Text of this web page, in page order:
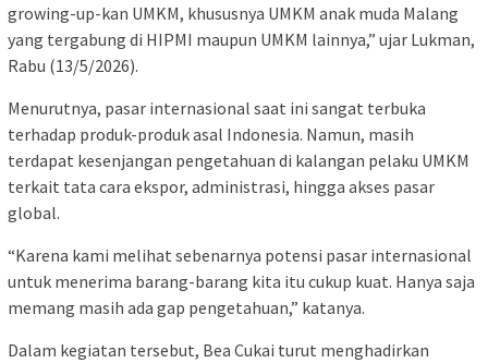
growing-up-kan UMKM, khususnya UMKM anak muda Malang
yang tergabung di HIPMI maupun UMKM lainnya,” ujar Lukman,
Rabu (13/5/2026).
Menurutnya, pasar internasional saat ini sangat terbuka
terhadap produk-produk asal Indonesia. Namun, masih
terdapat kesenjangan pengetahuan di kalangan pelaku UMKM
terkait tata cara ekspor, administrasi, hingga akses pasar
global.
“Karena kami melihat sebenarnya potensi pasar internasional
untuk menerima barang-barang kita itu cukup kuat. Hanya saja
memang masih ada gap pengetahuan,” katanya.
Dalam kegiatan tersebut, Bea Cukai turut menghadirkan